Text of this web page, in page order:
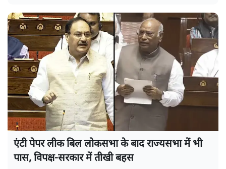
एंटी पेपर लीक बिल लोकसभा के बाद राज्यसभा में भी
पास, विपक्ष-सरकार में तीखी बहस